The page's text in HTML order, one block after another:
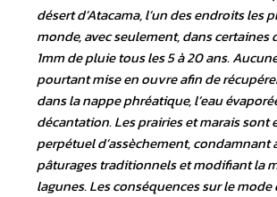
désert d’Atacama, l’un des endroits les
monde, avec seulement, dans certaines
1mm de pluie tous les 5 à 20 ans.
pourtant mise en ouvre afin de
dans la nappe phréatique, l’eau
décantation. Les prairies et marais sont
perpétuel d’assèchement, condamnant
pâturages traditionnels et modifiant la
lagunes. Les conséquences sur le mode